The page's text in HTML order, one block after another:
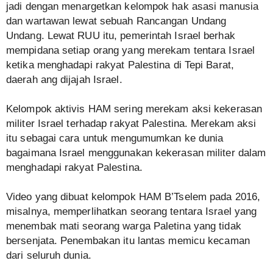
jadi dengan menargetkan kelompok hak asasi manusia
dan wartawan lewat sebuah Rancangan Undang
Undang. Lewat RUU itu, pemerintah Israel berhak
mempidana setiap orang yang merekam tentara Israel
ketika menghadapi rakyat Palestina di Tepi Barat,
daerah ang dijajah Israel.
Kelompok aktivis HAM sering merekam aksi kekerasan
militer Israel terhadap rakyat Palestina. Merekam aksi
itu sebagai cara untuk mengumumkan ke dunia
bagaimana Israel menggunakan kekerasan militer dalam
menghadapi rakyat Palestina.
Video yang dibuat kelompok HAM B’Tselem pada 2016,
misalnya, memperlihatkan seorang tentara Israel yang
menembak mati seorang warga Paletina yang tidak
bersenjata. Penembakan itu lantas memicu kecaman
dari seluruh dunia.